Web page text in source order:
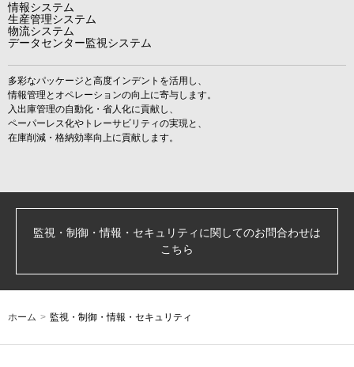
情報システム
生産管理システム
物流システム
データセンター監視システム
多彩なパッケージと高度インデントを活用し、
情報管理とオペレーションの向上に寄与します。
入出庫管理の自動化・省人化に貢献し、
ペーパーレス化やトレーサビリティの実現と、
在庫削減・格納効率向上に貢献します。
監視・制御・情報・セキュリティに関してのお問合わせは
こちら
ホーム > 監視・制御・情報・セキュリティ